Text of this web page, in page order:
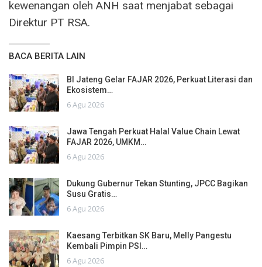
kewenangan oleh ANH saat menjabat sebagai
Direktur PT RSA.
BACA BERITA LAIN
BI Jateng Gelar FAJAR 2026, Perkuat Literasi dan
Ekosistem…
6 Agu 2026
Jawa Tengah Perkuat Halal Value Chain Lewat
FAJAR 2026, UMKM…
6 Agu 2026
Dukung Gubernur Tekan Stunting, JPCC Bagikan
Susu Gratis…
6 Agu 2026
Kaesang Terbitkan SK Baru, Melly Pangestu
Kembali Pimpin PSI…
6 Agu 2026